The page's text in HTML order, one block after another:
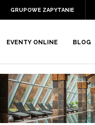
GRUPOWE ZAPYTANIE
EVENTY ONLINE BLOG